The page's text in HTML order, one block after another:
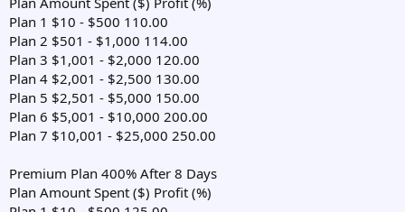
Plan 1 $10 - $500 110.00
Plan 2 $501 - $1,000 114.00
Plan 3 $1,001 - $2,000 120.00
Plan 4 $2,001 - $2,500 130.00
Plan 5 $2,501 - $5,000 150.00
Plan 6 $5,001 - $10,000 200.00
Plan 7 $10,001 - $25,000 250.00
Premium Plan 400% After 8 Days
Plan Amount Spent ($) Profit (%)